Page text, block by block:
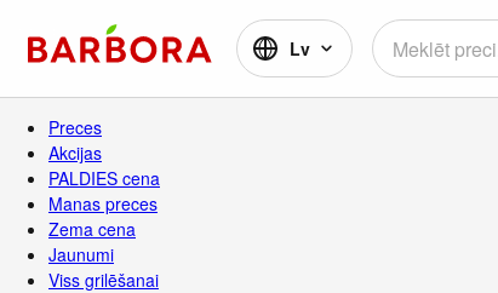
Lv
Preces
Akcijas
PALDIES cena
Manas preces
Zema cena
Jaunumi
Viss grilēšanai